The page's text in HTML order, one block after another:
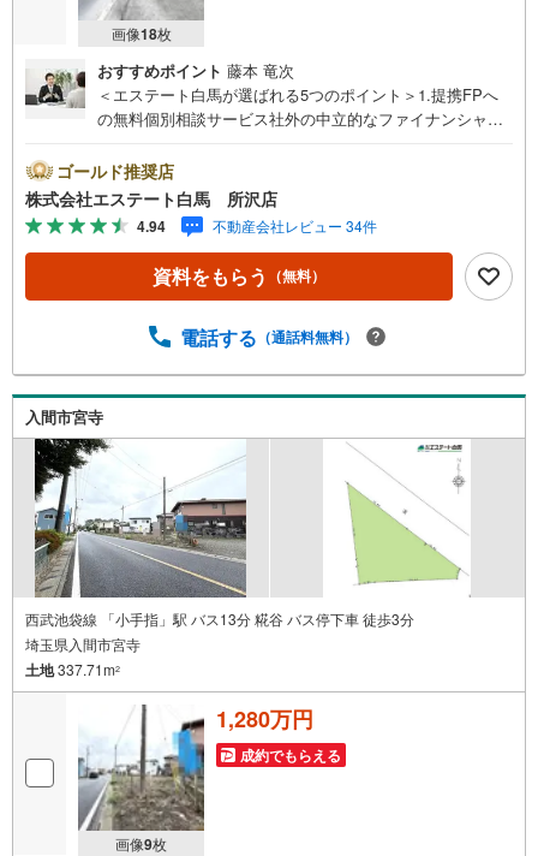
画像18枚
おすすめポイント 藤本 竜次
＜エステート白馬が選ばれる5つのポイント＞1.提携FPへ
の無料個別相談サービス社外の中立的なファイナンシャル
や学費等も含めてシミュレーションをご提案できます2.物
件情報が豊富所沢市を中心にたくさんの情報をご用意して
おります。インターネット広告前の物件も多数取り揃えて
おります。お客様のご希望エリアをお申し付けください。
3.自社グループでリフォーム、新築請負所沢店の3階はリフ
ォーム、注文建築部門の相談スペースです。一級建築士を
て、リフォームや注文建築についてご相談頂けます4.年中
～19:00 この時間はお電話でのお問合わせがスムーズです
5.お子様連れでおこしくださいキッズスペース、授乳室、
オムツ替えベッド、アンパンマンジュースをご用意してお
ります。ご見学ご希望の方は、右上の“室内・現地を見学す
る（無料）をボタンからご予約ください。
ゴールド推奨店
株式会社エステート白馬 所沢店
4.94 不動産会社レビュー 34件
資料をもらう （無料）
電話する （通話料無料）
入間市宮寺
西武池袋線 「小手指」駅 バス13分 糀谷 バス停下車 徒歩3分
埼玉県入間市宮寺
土地337.71m2
画像9枚
1,280万円
成約でもらえる